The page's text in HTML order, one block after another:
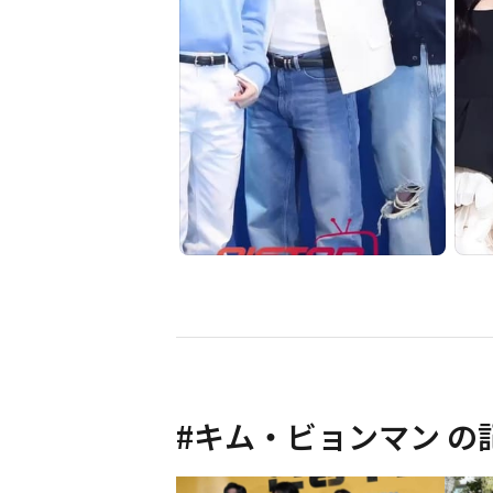
#キム・ビョンマン の